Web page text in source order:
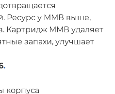
Ресурс у ММВ выше,
Картридж ММВ удаляет
запахи, улучшает
.
корпуса